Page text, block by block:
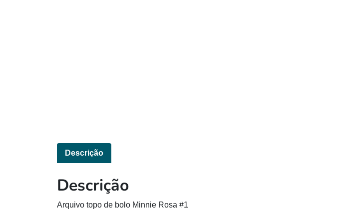
Descrição
Descrição
Arquivo topo de bolo Minnie Rosa #1